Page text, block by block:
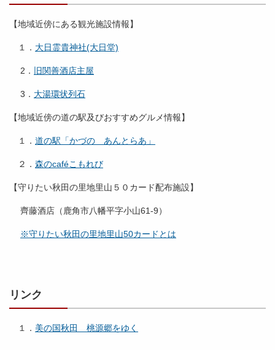
【地域近傍にある観光施設情報】
１． 大日霊貴神社(大日堂)
2． 旧関善酒店主屋
3． 大湯環状列石
【地域近傍の道の駅及びおすすめグルメ情報】
１． 道の駅「かづの あんとらあ」
２． 森のcaféこもれび
【守りたい秋田の里地里山５０カード配布施設】
齊藤酒店（鹿角市八幡平字小山61-9）
※守りたい秋田の里地里山50カードとは
リンク
１． 美の国秋田 桃源郷をゆく